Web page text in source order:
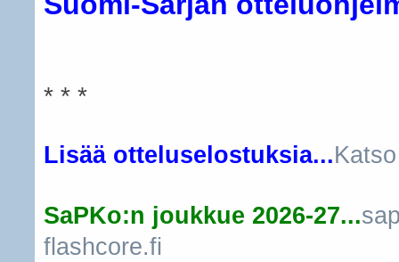
* * *
Lisää otteluselostuksia...
SaPKo:n joukkue 2026-27...
flashcore.fi